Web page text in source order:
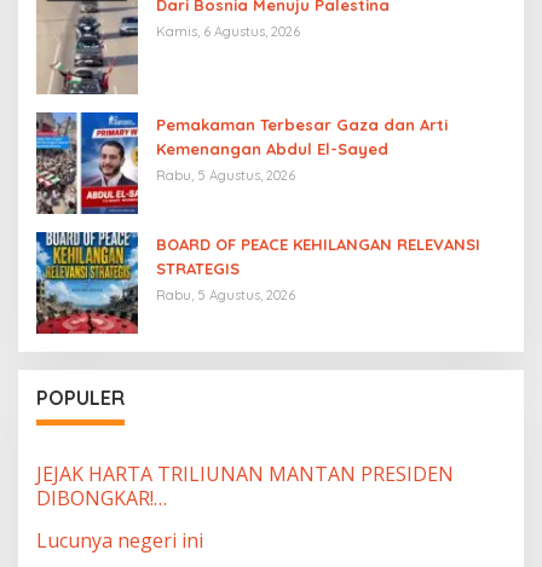
Dari Bosnia Menuju Palestina
Kamis, 6 Agustus, 2026
Pemakaman Terbesar Gaza dan Arti
Kemenangan Abdul El-Sayed
Rabu, 5 Agustus, 2026
BOARD OF PEACE KEHILANGAN RELEVANSI
STRATEGIS
Rabu, 5 Agustus, 2026
POPULER
JEJAK HARTA TRILIUNAN MANTAN PRESIDEN
DIBONGKAR!…
Lucunya negeri ini